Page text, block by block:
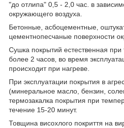
"до отлипа" 0,5 - 2,0 час. в
окружающего воздуха.
Бетонные, асбоцементные,
цементнопесчаные поверхности
Сушка покрытий естественная
более 2 часов, во время
происходит при нагреве.
При эксплуатации покрытия в
(минеральное масло, бензин,
термозакалка покрытия при
течение 15-20 минут.
Товщина висохлого покриття на